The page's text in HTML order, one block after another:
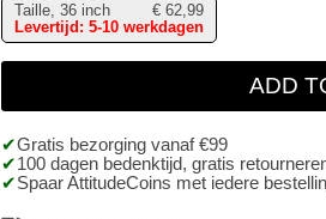
Taille, 36 inch € 62,99
Levertijd: 5-10 werkdagen
ADD
Gratis bezorging vanaf €99
100 dagen bedenktijd, gratis
Spaar AttitudeCoins met iedere